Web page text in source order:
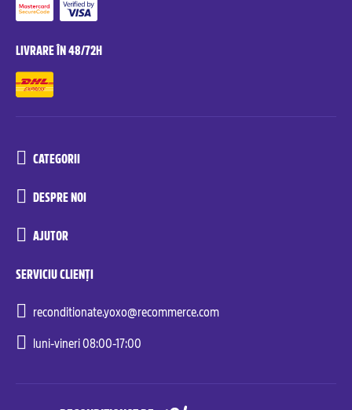
LIVRARE ÎN 48/72H
CATEGORII
DESPRE NOI
AJUTOR
SERVICIU CLIENȚI
reconditionate.yoxo@recommerce.com
luni-vineri 08:00-17:00